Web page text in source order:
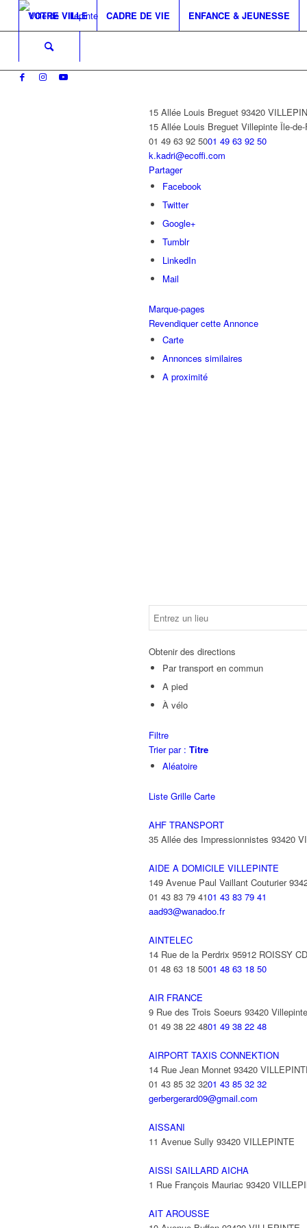
VOTRE VILLE CADRE DE VIE ENFANCE & JEUNESSE
15 Allée Louis Breguet 93420
15 Allée Louis Breguet Villepinte Île-
01 49 63 92 5001 49 63 92 50
k.kadri@ecoffi.com
Partager
Facebook
Twitter
Google+
Tumblr
LinkedIn
Mail
Marque-pages
Revendiquer cette Annonce
Carte
Annonces similaires
A proximité
Obtenir des directions
Par transport en commun
A pied
À vélo
Filtre
Trier par : Titre
Aléatoire
Liste Grille Carte
AHF TRANSPORT
35 Allée des Impressionnistes 93420
AIDE A DOMICILE VILLEPINTE
149 Avenue Paul Vaillant Couturier
01 43 83 79 4101 43 83 79 41
aad93@wanadoo.fr
AINTELEC
14 Rue de la Perdrix 95912 ROISSY
01 48 63 18 5001 48 63 18 50
AIR FRANCE
9 Rue des Trois Soeurs 93420 Villepinte
01 49 38 22 4801 49 38 22 48
AIRPORT TAXIS CONNEKTION
14 Rue Jean Monnet 93420
01 43 85 32 3201 43 85 32 32
gerbergerard09@gmail.com
AISSANI
11 Avenue Sully 93420 VILLEPINTE
AISSI SAILLARD AICHA
1 Rue François Mauriac 93420
AIT AROUSSE